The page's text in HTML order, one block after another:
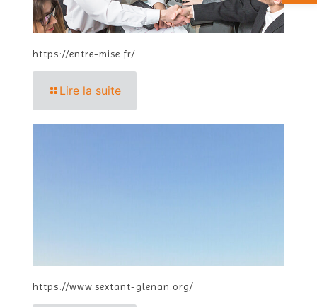
https://entre-mise.fr/
Lire la suite
https://www.sextant-glenan.org/